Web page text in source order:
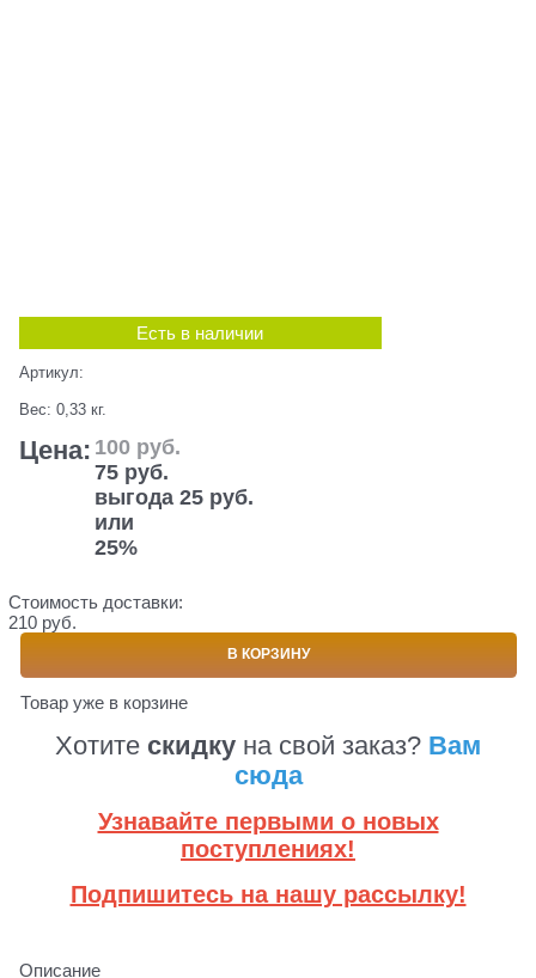
Есть в наличии
Артикул:
Вес: 0,33 кг.
Цена: 100 руб.
75 руб.
выгода 25 руб.
или
25%
Стоимость доставки:
210 руб.
В КОРЗИНУ
Товар уже в корзине
Хотите скидку на свой заказ? Вам
сюда
Узнавайте первыми о новых
поступлениях!
Подпишитесь на нашу рассылку!
Описание